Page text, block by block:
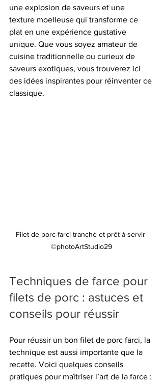
une explosion de saveurs et une
texture moelleuse qui transforme ce
plat en une expérience gustative
unique. Que vous soyez amateur de
cuisine traditionnelle ou curieux de
saveurs exotiques, vous trouverez ici
des idées inspirantes pour réinventer ce
classique.
Filet de porc farci tranché et prêt à servir
©photoArtStudio29
Techniques de farce pour
filets de porc : astuces et
conseils pour réussir
Pour réussir un bon filet de porc farci, la
technique est aussi importante que la
recette. Voici quelques conseils
pratiques pour maîtriser l’art de la farce :